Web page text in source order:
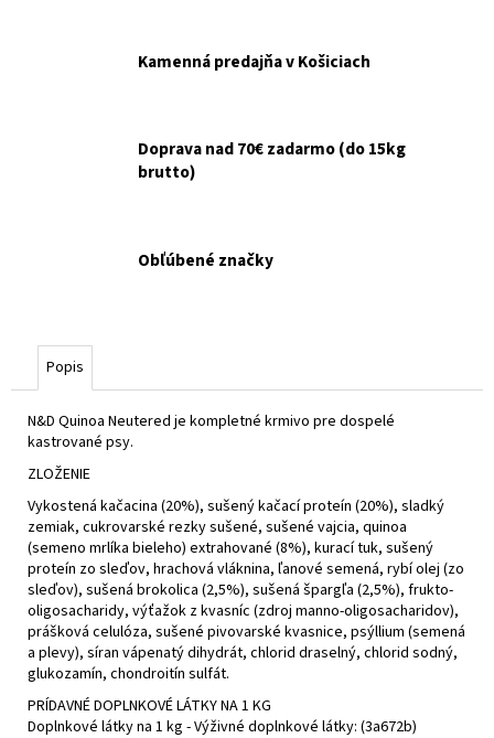
Kamenná predajňa v Košiciach
Doprava nad 70€ zadarmo (do 15kg
brutto)
Obľúbené značky
Popis
N&D Quinoa Neutered je kompletné krmivo pre dospelé
kastrované psy.
ZLOŽENIE
Vykostená kačacina (20%), sušený kačací proteín (20%), sladký
zemiak, cukrovarské rezky sušené, sušené vajcia, quinoa
(semeno mrlíka bieleho) extrahované (8%), kurací tuk, sušený
proteín zo sleďov, hrachová vláknina, ľanové semená, rybí olej (zo
sleďov), sušená brokolica (2,5%), sušená špargľa (2,5%), frukto-
oligosacharidy, výťažok z kvasníc (zdroj manno-oligosacharidov),
prášková celulóza, sušené pivovarské kvasnice, psýllium (semená
a plevy), síran vápenatý dihydrát, chlorid draselný, chlorid sodný,
glukozamín, chondroitín sulfát.
PRÍDAVNÉ DOPLNKOVÉ LÁTKY NA 1 KG
Doplnkové látky na 1 kg - Výživné doplnkové látky: (3a672b)